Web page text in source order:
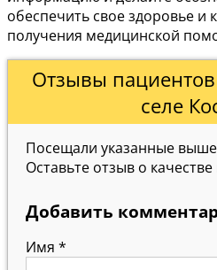
обеспечить свое здоровье и
получения медицинской
Отзывы
селе
Посещали указанные
Оставьте отзыв о
Добавить
Имя *